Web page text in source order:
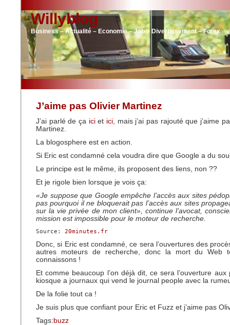
Willyblog
Business – Actualité – Economie – Job – Divertissement – Forex
J’aime pas Olivier Martinez
J’ai parlé de ça iciet ici, mais j’ai pas rajouté que j’aime
Martinez.
La blogosphere est en action.
Si Eric est condamné cela voudra dire que Google a du
Le principe est le même, ils proposent des liens, non ??
Et je rigole bien lorsque je vois ça:
«Je suppose que Google empêche l’accès aux sites
pas pourquoi il ne bloquerait pas l’accès aux sites
sur la vie privée de mon client», continue l’avocat,
mission est impossible pour le moteur de recherche.
Source: 20minutes.fr
Donc, si Eric est condamné, ce sera l’ouvertures des
autres moteurs de recherche, donc la mort du Web
connaissons !
Et comme beaucoup l’on déjà dit, ce sera l’ouverture
kiosque a journaux qui vend le journal people avec la
De la folie tout ca !
Je suis plus que confiant pour Eric et Fuzz et j’aime pas
Tags: buzz